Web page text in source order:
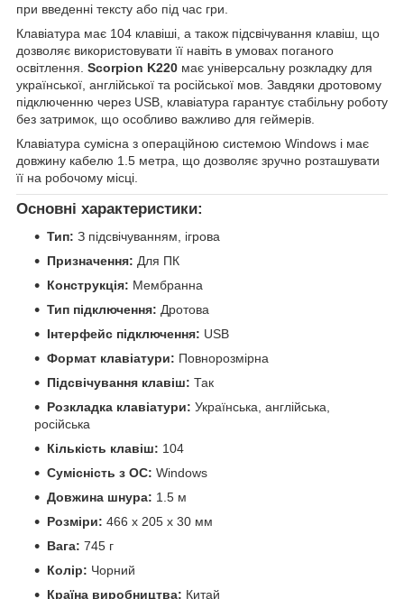
при введенні тексту або під час гри.
Клавіатура має 104 клавіші, а також підсвічування клавіш, що
дозволяє використовувати її навіть в умовах поганого
освітлення. Scorpion K220 має універсальну розкладку для
української, англійської та російської мов. Завдяки дротовому
підключенню через USB, клавіатура гарантує стабільну роботу
без затримок, що особливо важливо для геймерів.
Клавіатура сумісна з операційною системою Windows і має
довжину кабелю 1.5 метра, що дозволяє зручно розташувати
її на робочому місці.
Основні характеристики:
Тип: З підсвічуванням, ігрова
Призначення: Для ПК
Конструкція: Мембранна
Тип підключення: Дротова
Інтерфейс підключення: USB
Формат клавіатури: Повнорозмірна
Підсвічування клавіш: Так
Розкладка клавіатури: Українська, англійська,
російська
Кількість клавіш: 104
Сумісність з ОС: Windows
Довжина шнура: 1.5 м
Розміри: 466 x 205 x 30 мм
Вага: 745 г
Колір: Чорний
Країна виробництва: Китай